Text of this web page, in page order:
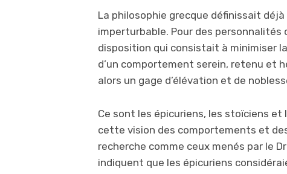
La philosophie grecque définissait
imperturbable. Pour des
disposition qui consistait à minimiser
d’un comportement serein, retenu et
alors un gage d’élévation et de
Ce sont les épicuriens, les stoïciens
cette vision des comportements et
recherche comme ceux menés par le
indiquent que les épicuriens